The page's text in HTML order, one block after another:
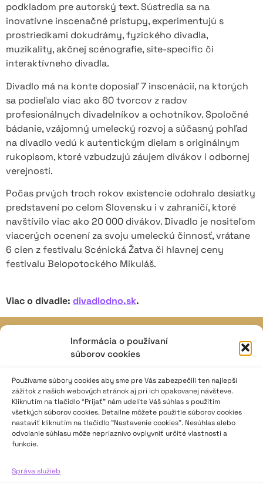
Informácia o používaní
súborov cookies
Používame súbory cookies aby sme pre Vás zabezpečili ten najlepší
zážitok z našich webových stránok aj pri ich opakovanej návšteve.
Kliknutím na tlačidlo “Prijať” nám udelíte Váš súhlas s použitím
všetkých súborov cookies. Detailne môžete použitie súborov cookies
nastaviť kliknutím na tlačidlo "Nastavenie cookies". Nesúhlas alebo
odvolanie súhlasu môže nepriaznivo ovplyvniť určité vlastnosti a
funkcie.
Správa služieb
podkladom pre autorský text. Sústredia sa na
inovatívne inscenačné prístupy, experimentujú s
prostriedkami dokudrámy, fyzického divadla,
muzikality, akčnej scénografie, site-specific či
interaktívneho divadla.
Divadlo má na konte doposiaľ 7 inscenácií, na ktorých
sa podieľalo viac ako 60 tvorcov z radov
profesionálnych divadelníkov a ochotníkov. Spoločné
bádanie, vzájomný umelecký rozvoj a súčasný pohľad
na divadlo vedú k autentickým dielam s originálnym
rukopisom, ktoré vzbudzujú záujem divákov i odbornej
verejnosti.
Počas prvých troch rokov existencie odohralo desiatky
predstavení po celom Slovensku i v zahraničí, ktoré
navštívilo viac ako 20 000 divákov. Divadlo je nositeľom
viacerých ocenení za svoju umeleckú činnosť, vrátane
6 cien z festivalu Scénická Žatva či hlavnej ceny
festivalu Belopotockého Mikuláš.
Viac o divadle: divadlodno.sk.
e-mail: javisko.noc@nocka.sk
Nám. SNP č. 12, 812 34 Bratislava 1
Slovenská republika
2023–2025 ©
Logofont by